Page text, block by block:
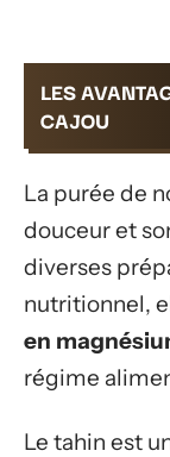
LES
CAJOU
La purée de
douceur et
diverses
nutritionnel,
en
régime
Le tahin est